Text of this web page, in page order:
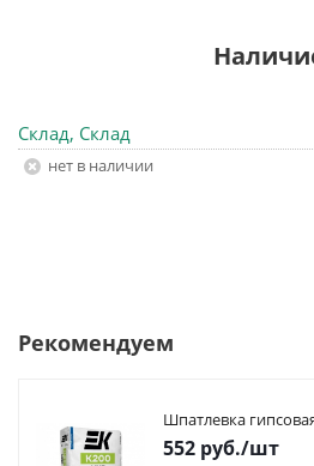
Склад, Склад
Нет в наличии
Рекомендуем
Шпатлевка
552 руб./шт